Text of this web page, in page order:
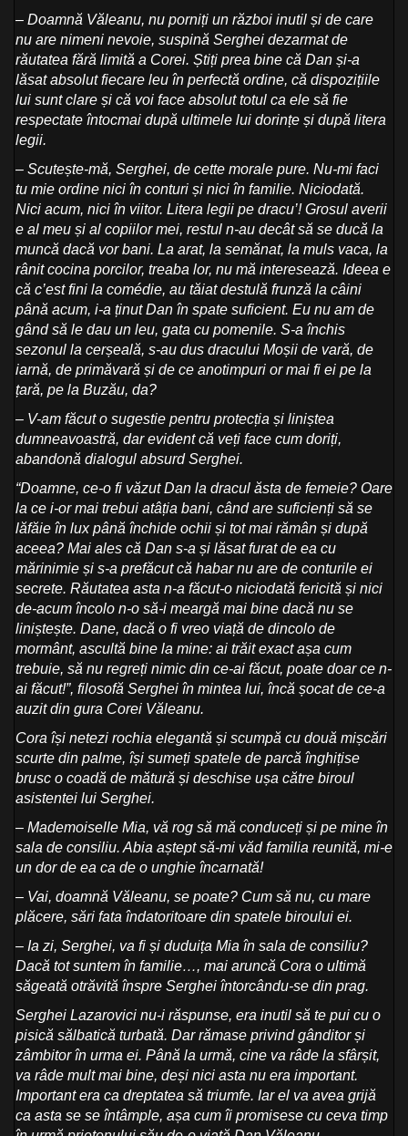
– Doamnă Văleanu, nu porniți un război inutil și de care
nu are nimeni nevoie, suspină Serghei dezarmat de
răutatea fără limită a Corei. Știți prea bine că Dan și-a
lăsat absolut fiecare leu în perfectă ordine, că dispozițiile
lui sunt clare și că voi face absolut totul ca ele să fie
respectate întocmai după ultimele lui dorințe și după litera
legii.
– Scutește-mă, Serghei, de cette morale pure. Nu-mi faci
tu mie ordine nici în conturi și nici în familie. Niciodată.
Nici acum, nici în viitor. Litera legii pe dracu’! Grosul averii
e al meu și al copiilor mei, restul n-au decât să se ducă la
muncă dacă vor bani. La arat, la semănat, la muls vaca, la
rânit cocina porcilor, treaba lor, nu mă interesează. Ideea e
că c’est fini la comédie, au tăiat destulă frunză la câini
până acum, i-a ținut Dan în spate suficient. Eu nu am de
gând să le dau un leu, gata cu pomenile. S-a închis
sezonul la cerșeală, s-au dus dracului Moșii de vară, de
iarnă, de primăvară și de ce anotimpuri or mai fi ei pe la
țară, pe la Buzău, da?
– V-am făcut o sugestie pentru protecția și liniștea
dumneavoastră, dar evident că veți face cum doriți,
abandonă dialogul absurd Serghei.
“Doamne, ce-o fi văzut Dan la dracul ăsta de femeie? Oare
la ce i-or mai trebui atâția bani, când are suficienți să se
lăfăie în lux până închide ochii și tot mai rămân și după
aceea? Mai ales că Dan s-a și lăsat furat de ea cu
mărinimie și s-a prefăcut că habar nu are de conturile ei
secrete. Răutatea asta n-a făcut-o niciodată fericită și nici
de-acum încolo n-o să-i meargă mai bine dacă nu se
liniștește. Dane, dacă o fi vreo viață de dincolo de
mormânt, ascultă bine la mine: ai trăit exact așa cum
trebuie, să nu regreți nimic din ce-ai făcut, poate doar ce n-
ai făcut!”, filosofă Serghei în mintea lui, încă șocat de ce-a
auzit din gura Corei Văleanu.
Cora își netezi rochia elegantă și scumpă cu două mișcări
scurte din palme, își sumeți spatele de parcă înghițise
brusc o coadă de mătură și deschise ușa către biroul
asistentei lui Serghei.
– Mademoiselle Mia, vă rog să mă conduceți și pe mine în
sala de consiliu. Abia aștept să-mi văd familia reunită, mi-e
un dor de ea ca de o unghie încarnată!
– Vai, doamnă Văleanu, se poate? Cum să nu, cu mare
plăcere, sări fata îndatoritoare din spatele biroului ei.
– Ia zi, Serghei, va fi și duduița Mia în sala de consiliu?
Dacă tot suntem în familie…, mai aruncă Cora o ultimă
săgeată otrăvită înspre Serghei întorcându-se din prag.
Serghei Lazarovici nu-i răspunse, era inutil să te pui cu o
pisică sălbatică turbată. Dar rămase privind gânditor și
zâmbitor în urma ei. Până la urmă, cine va râde la sfârșit,
va râde mult mai bine, deși nici asta nu era important.
Important era ca dreptatea să triumfe. Iar el va avea grijă
ca asta se se întâmple, așa cum îi promisese cu ceva timp